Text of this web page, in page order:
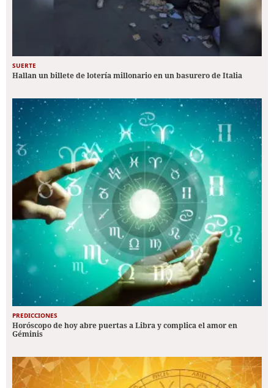
SUERTE
Hallan un billete de lotería millonario en un basurero de Italia
PREDICCIONES
Horóscopo de hoy abre puertas a Libra y complica el amor en
Géminis